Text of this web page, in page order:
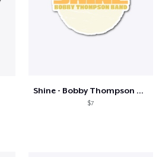
Shine - Bobby Thompson Band Merch
$7